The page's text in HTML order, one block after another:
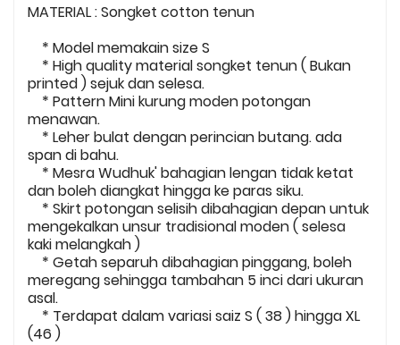
MATERIAL : Songket cotton tenun
* Model memakain size S
* High quality material songket tenun ( Bukan
printed ) sejuk dan selesa.
* Pattern Mini kurung moden potongan
menawan.
* Leher bulat dengan perincian butang. ada
span di bahu.
* Mesra Wudhuk' bahagian lengan tidak ketat
dan boleh diangkat hingga ke paras siku.
* Skirt potongan selisih dibahagian depan untuk
mengekalkan unsur tradisional moden ( selesa
kaki melangkah )
* Getah separuh dibahagian pinggang, boleh
meregang sehingga tambahan 5 inci dari ukuran
asal.
* Terdapat dalam variasi saiz S ( 38 ) hingga XL
(46 )